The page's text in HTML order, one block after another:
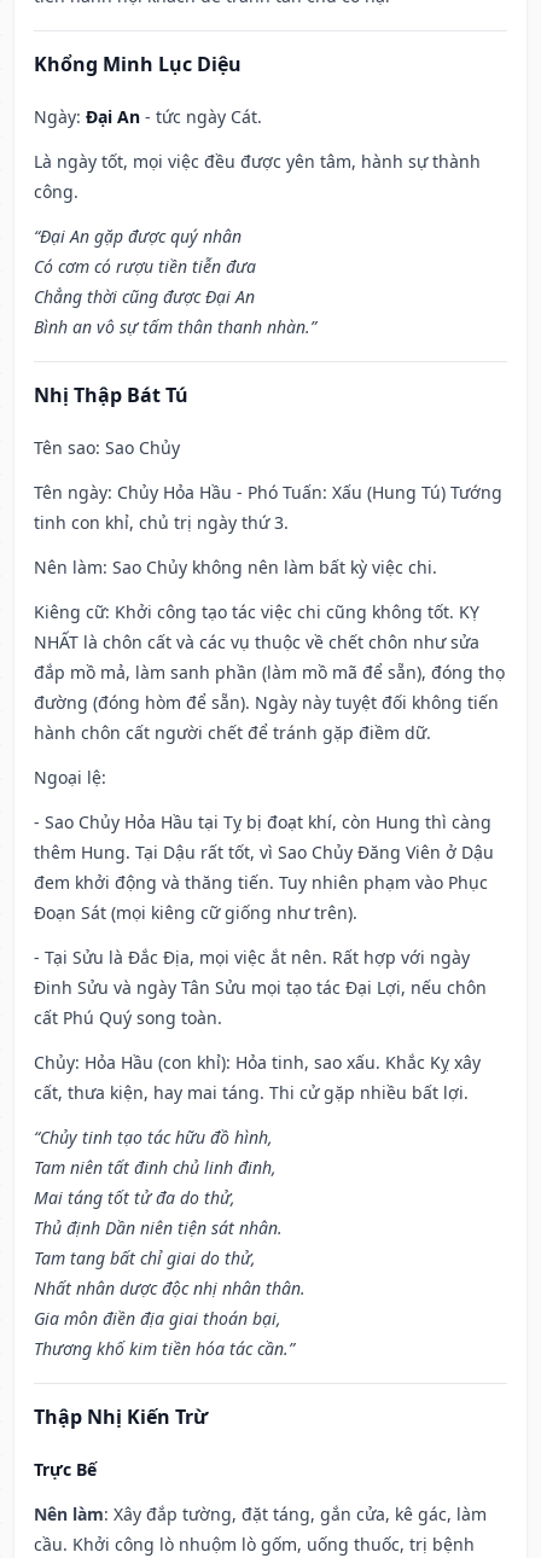
Khổng Minh Lục Diệu
Ngày: Đại An - tức ngày Cát.
Là ngày tốt, mọi việc đều được yên tâm, hành sự thành
công.
“Đại An gặp được quý nhân
Có cơm có rượu tiền tiễn đưa
Chẳng thời cũng được Đại An
Bình an vô sự tấm thân thanh nhàn.”
Nhị Thập Bát Tú
Tên sao: Sao Chủy
Tên ngày: Chủy Hỏa Hầu - Phó Tuấn: Xấu (Hung Tú) Tướng
tinh con khỉ, chủ trị ngày thứ 3.
Nên làm: Sao Chủy không nên làm bất kỳ việc chi.
Kiêng cữ: Khởi công tạo tác việc chi cũng không tốt. KỴ
NHẤT là chôn cất và các vụ thuộc về chết chôn như sửa
đắp mồ mả, làm sanh phần (làm mồ mã để sẵn), đóng thọ
đường (đóng hòm để sẵn). Ngày này tuyệt đối không tiến
hành chôn cất người chết để tránh gặp điềm dữ.
Ngoại lệ:
- Sao Chủy Hỏa Hầu tại Tỵ bị đoạt khí, còn Hung thì càng
thêm Hung. Tại Dậu rất tốt, vì Sao Chủy Đăng Viên ở Dậu
đem khởi động và thăng tiến. Tuy nhiên phạm vào Phục
Đoạn Sát (mọi kiêng cữ giống như trên).
- Tại Sửu là Đắc Địa, mọi việc ắt nên. Rất hợp với ngày
Đinh Sửu và ngày Tân Sửu mọi tạo tác Đại Lợi, nếu chôn
cất Phú Quý song toàn.
Chủy: Hỏa Hầu (con khỉ): Hỏa tinh, sao xấu. Khắc Kỵ xây
cất, thưa kiện, hay mai táng. Thi cử gặp nhiều bất lợi.
“Chủy tinh tạo tác hữu đồ hình,
Tam niên tất đinh chủ linh đinh,
Mai táng tốt tử đa do thử,
Thủ định Dần niên tiện sát nhân.
Tam tang bất chỉ giai do thử,
Nhất nhân dược độc nhị nhân thân.
Gia môn điền địa giai thoán bại,
Thương khố kim tiền hóa tác cần.”
Thập Nhị Kiến Trừ
Trực Bế
Nên làm: Xây đắp tường, đặt táng, gắn cửa, kê gác, làm
cầu. Khởi công lò nhuộm lò gốm, uống thuốc, trị bệnh